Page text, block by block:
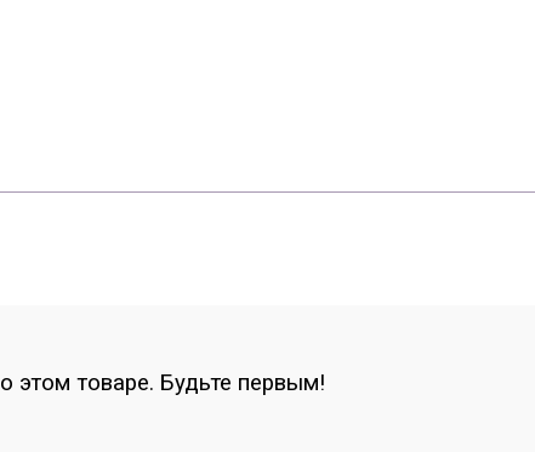
этом товаре. Будьте первым!